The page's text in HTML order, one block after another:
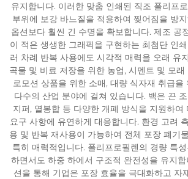
유지합니다. 이러한 맞춤 인쇄된 직조 폴리프
부위에 보강 바느질을 적용하여 찢어짐을 방
옵션보다 훨씬 긴 수명을 확보합니다. 제조 공
이 적은 생생한 그래픽을 구현하는 최첨단 인
러 차례 반복 사용에도 시각적 매력을 오래 유
곡물 및 비료 저장을 위한 농업, 시멘트 및 모
로모션 상품을 위한 소매, 대량 식자재 취급을
다수의 산업 분야에 걸쳐 있습니다. 백은 끈
지퍼, 열봉합 등 다양한 개폐 방식을 지원하여
요구 사항에 유연하게 대응합니다. 환경 고려
용 및 반복 재사용이 가능하여 전체 포장 폐기
특히 매력적입니다. 폴리프로필렌의 경량 특
하면서도 하중 하에서 구조적 완전성을 유지
션을 통해 기업은 포장 효율을 극대화하고 자